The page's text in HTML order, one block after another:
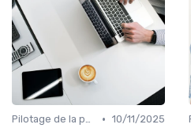
Pilotage de la performance globale • 10/11/2025